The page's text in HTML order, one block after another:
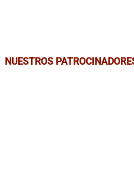
NUESTROS